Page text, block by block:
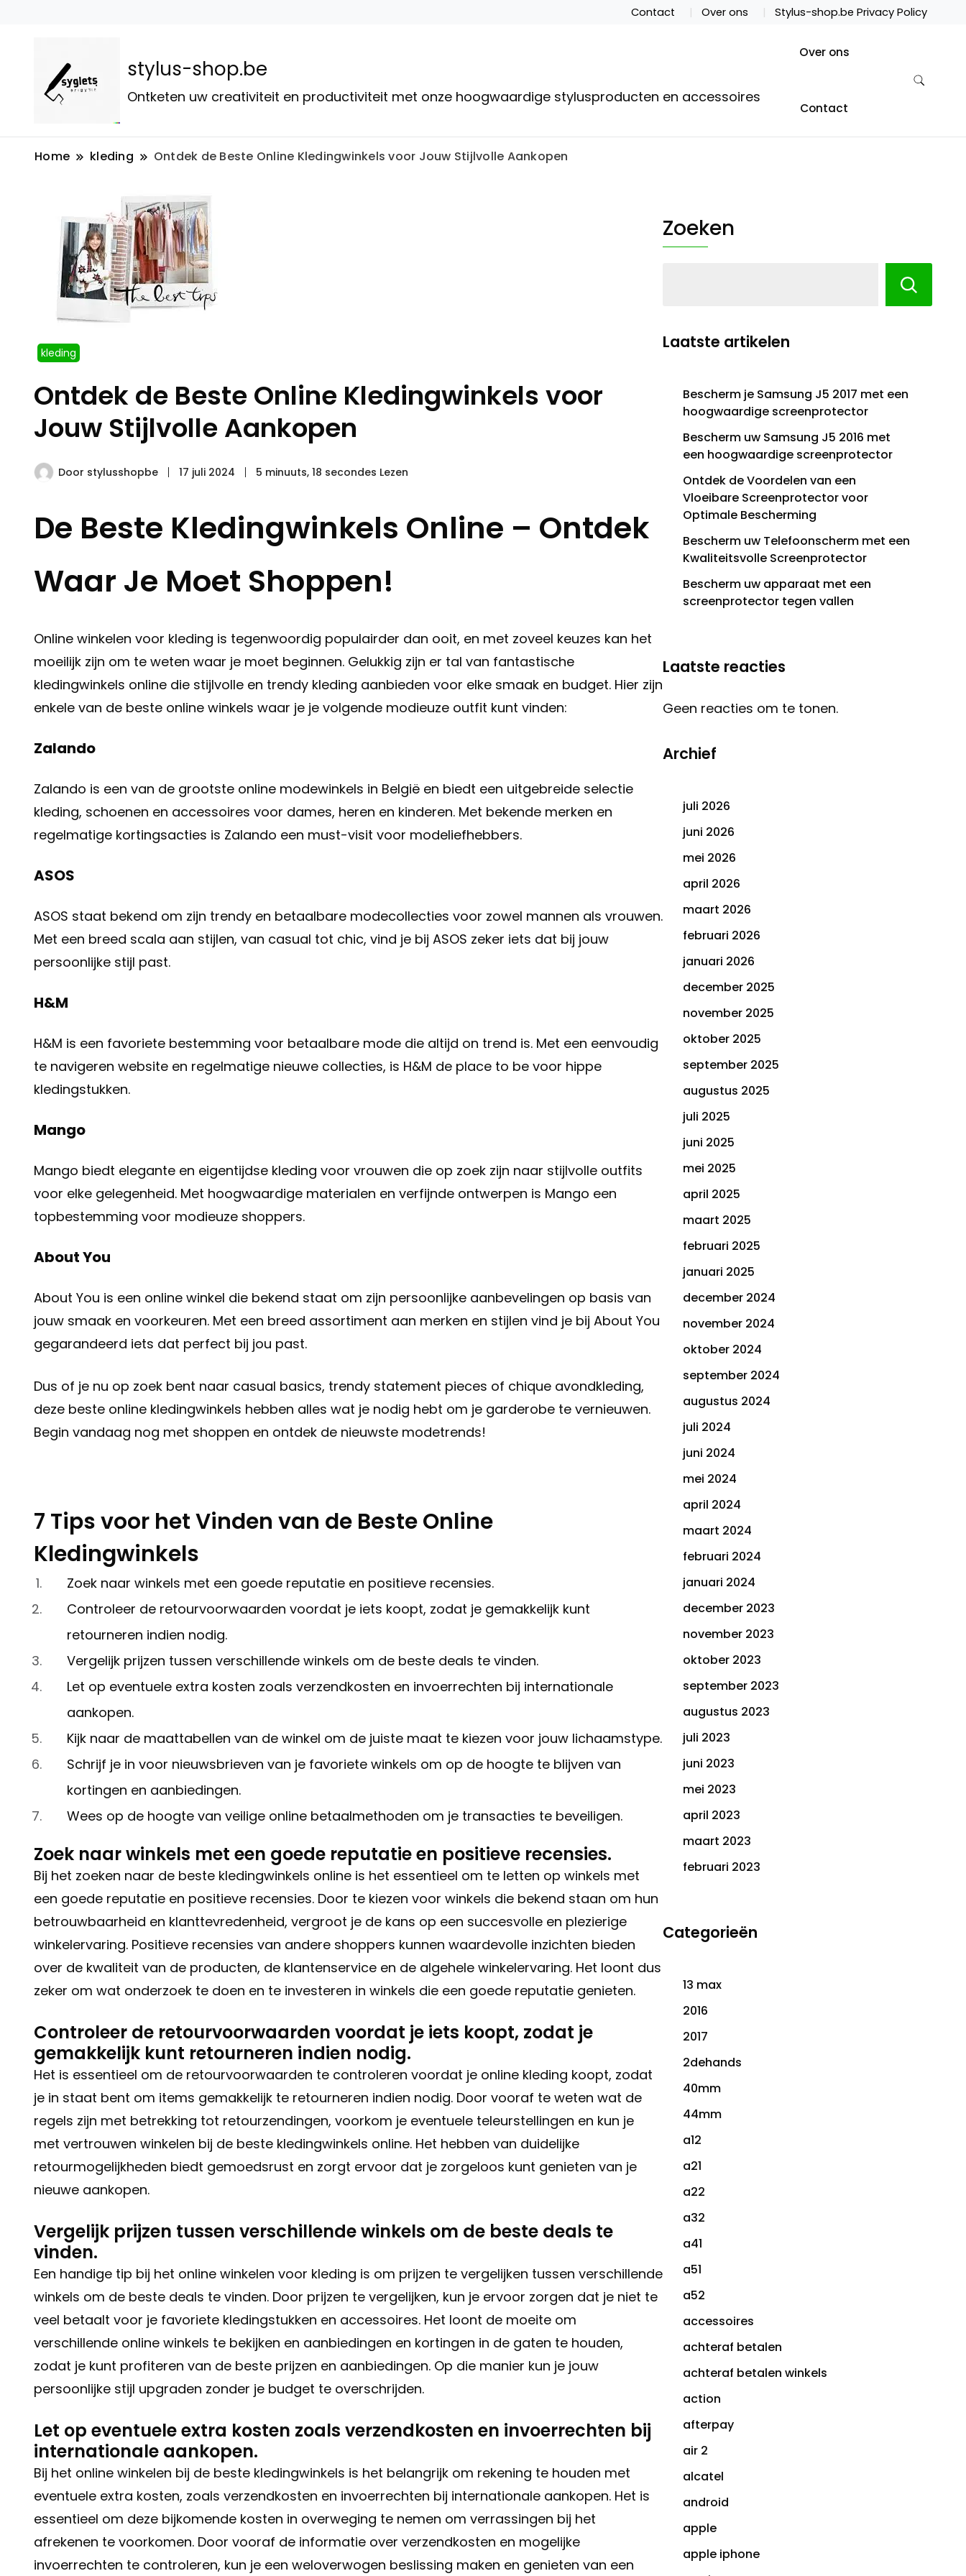
Contact Over ons Stylus-shop.be Privacy Policy
stylus-shop.be
Ontketen uw creativiteit en productiviteit met onze hoogwaardige stylusproducten en accessoires
Over ons
Contact
Home kleding Ontdek de Beste Online Kledingwinkels voor Jouw Stijlvolle Aankopen
kleding
Ontdek de Beste Online Kledingwinkels voor
Jouw Stijlvolle Aankopen
Door stylusshopbe 17 juli 2024 5 minuuts, 18 secondes Lezen
De Beste Kledingwinkels Online – Ontdek
Waar Je Moet Shoppen!
Online winkelen voor kleding is tegenwoordig populairder dan ooit, en met zoveel keuzes kan het
moeilijk zijn om te weten waar je moet beginnen. Gelukkig zijn er tal van fantastische
kledingwinkels online die stijlvolle en trendy kleding aanbieden voor elke smaak en budget. Hier zijn
enkele van de beste online winkels waar je je volgende modieuze outfit kunt vinden:
Zalando
Zalando is een van de grootste online modewinkels in België en biedt een uitgebreide selectie
kleding, schoenen en accessoires voor dames, heren en kinderen. Met bekende merken en
regelmatige kortingsacties is Zalando een must-visit voor modeliefhebbers.
ASOS
ASOS staat bekend om zijn trendy en betaalbare modecollecties voor zowel mannen als vrouwen.
Met een breed scala aan stijlen, van casual tot chic, vind je bij ASOS zeker iets dat bij jouw
persoonlijke stijl past.
H&M
H&M is een favoriete bestemming voor betaalbare mode die altijd on trend is. Met een eenvoudig
te navigeren website en regelmatige nieuwe collecties, is H&M de place to be voor hippe
kledingstukken.
Mango
Mango biedt elegante en eigentijdse kleding voor vrouwen die op zoek zijn naar stijlvolle outfits
voor elke gelegenheid. Met hoogwaardige materialen en verfijnde ontwerpen is Mango een
topbestemming voor modieuze shoppers.
About You
About You is een online winkel die bekend staat om zijn persoonlijke aanbevelingen op basis van
jouw smaak en voorkeuren. Met een breed assortiment aan merken en stijlen vind je bij About You
gegarandeerd iets dat perfect bij jou past.
Dus of je nu op zoek bent naar casual basics, trendy statement pieces of chique avondkleding,
deze beste online kledingwinkels hebben alles wat je nodig hebt om je garderobe te vernieuwen.
Begin vandaag nog met shoppen en ontdek de nieuwste modetrends!
7 Tips voor het Vinden van de Beste Online
Kledingwinkels
Zoek naar winkels met een goede reputatie en positieve recensies.
Controleer de retourvoorwaarden voordat je iets koopt, zodat je gemakkelijk kunt
retourneren indien nodig.
Vergelijk prijzen tussen verschillende winkels om de beste deals te vinden.
Let op eventuele extra kosten zoals verzendkosten en invoerrechten bij internationale
aankopen.
Kijk naar de maattabellen van de winkel om de juiste maat te kiezen voor jouw lichaamstype.
Schrijf je in voor nieuwsbrieven van je favoriete winkels om op de hoogte te blijven van
kortingen en aanbiedingen.
Wees op de hoogte van veilige online betaalmethoden om je transacties te beveiligen.
Zoek naar winkels met een goede reputatie en positieve recensies.
Bij het zoeken naar de beste kledingwinkels online is het essentieel om te letten op winkels met
een goede reputatie en positieve recensies. Door te kiezen voor winkels die bekend staan om hun
betrouwbaarheid en klanttevredenheid, vergroot je de kans op een succesvolle en plezierige
winkelervaring. Positieve recensies van andere shoppers kunnen waardevolle inzichten bieden
over de kwaliteit van de producten, de klantenservice en de algehele winkelervaring. Het loont dus
zeker om wat onderzoek te doen en te investeren in winkels die een goede reputatie genieten.
Controleer de retourvoorwaarden voordat je iets koopt, zodat je
gemakkelijk kunt retourneren indien nodig.
Het is essentieel om de retourvoorwaarden te controleren voordat je online kleding koopt, zodat
je in staat bent om items gemakkelijk te retourneren indien nodig. Door vooraf te weten wat de
regels zijn met betrekking tot retourzendingen, voorkom je eventuele teleurstellingen en kun je
met vertrouwen winkelen bij de beste kledingwinkels online. Het hebben van duidelijke
retourmogelijkheden biedt gemoedsrust en zorgt ervoor dat je zorgeloos kunt genieten van je
nieuwe aankopen.
Vergelijk prijzen tussen verschillende winkels om de beste deals te
vinden.
Een handige tip bij het online winkelen voor kleding is om prijzen te vergelijken tussen verschillende
winkels om de beste deals te vinden. Door prijzen te vergelijken, kun je ervoor zorgen dat je niet te
veel betaalt voor je favoriete kledingstukken en accessoires. Het loont de moeite om
verschillende online winkels te bekijken en aanbiedingen en kortingen in de gaten te houden,
zodat je kunt profiteren van de beste prijzen en aanbiedingen. Op die manier kun je jouw
persoonlijke stijl upgraden zonder je budget te overschrijden.
Let op eventuele extra kosten zoals verzendkosten en invoerrechten bij
internationale aankopen.
Bij het online winkelen bij de beste kledingwinkels is het belangrijk om rekening te houden met
eventuele extra kosten, zoals verzendkosten en invoerrechten bij internationale aankopen. Het is
essentieel om deze bijkomende kosten in overweging te nemen om verrassingen bij het
afrekenen te voorkomen. Door vooraf de informatie over verzendkosten en mogelijke
invoerrechten te controleren, kun je een weloverwogen beslissing maken en genieten van een
Zoeken
Laatste artikelen
Bescherm je Samsung J5 2017 met een
hoogwaardige screenprotector
Bescherm uw Samsung J5 2016 met
een hoogwaardige screenprotector
Ontdek de Voordelen van een
Vloeibare Screenprotector voor
Optimale Bescherming
Bescherm uw Telefoonscherm met een
Kwaliteitsvolle Screenprotector
Bescherm uw apparaat met een
screenprotector tegen vallen
Laatste reacties
Geen reacties om te tonen.
Archief
juli 2026
juni 2026
mei 2026
april 2026
maart 2026
februari 2026
januari 2026
december 2025
november 2025
oktober 2025
september 2025
augustus 2025
juli 2025
juni 2025
mei 2025
april 2025
maart 2025
februari 2025
januari 2025
december 2024
november 2024
oktober 2024
september 2024
augustus 2024
juli 2024
juni 2024
mei 2024
april 2024
maart 2024
februari 2024
januari 2024
december 2023
november 2023
oktober 2023
september 2023
augustus 2023
juli 2023
juni 2023
mei 2023
april 2023
maart 2023
februari 2023
Categorieën
13 max
2016
2017
2dehands
40mm
44mm
a12
a21
a22
a32
a41
a51
a52
accessoires
achteraf betalen
achteraf betalen winkels
action
afterpay
air 2
alcatel
android
apple
apple iphone